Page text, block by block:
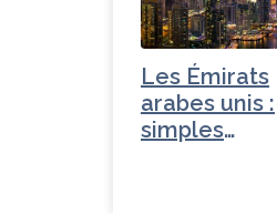
o
o
k
r
Les Émirats
arabes unis :
simples